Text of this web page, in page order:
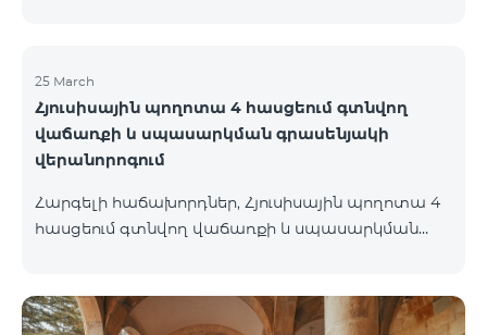
25 March
Հյուսիսային պողոտա 4 հասցեում գտնվող
վաճառքի և սպասարկման գրասենյակի
վերանորոգում
Հարգելի հաճախորդներ, Հյուսիսային պողոտա 4
հասցեում գտնվող վաճառքի և սպասարկման
աշխատանքը 01.05.2022-ից։ Հայցում ենք ձեր